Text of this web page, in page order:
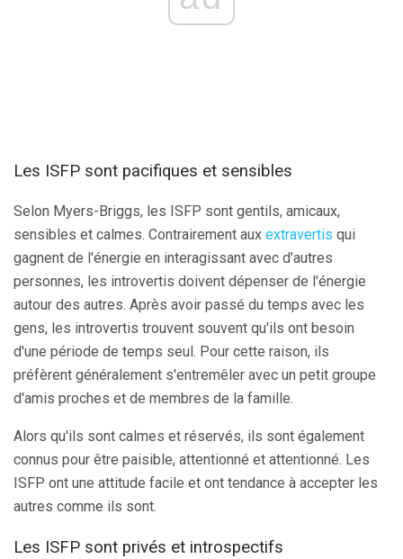
Les ISFP sont pacifiques et sensibles
Selon Myers-Briggs, les ISFP sont gentils, amicaux,
sensibles et calmes. Contrairement aux extravertis qui
gagnent de l'énergie en interagissant avec d'autres
personnes, les introvertis doivent dépenser de l'énergie
autour des autres. Après avoir passé du temps avec les
gens, les introvertis trouvent souvent qu'ils ont besoin
d'une période de temps seul. Pour cette raison, ils
préfèrent généralement s'entremêler avec un petit groupe
d'amis proches et de membres de la famille.
Alors qu'ils sont calmes et réservés, ils sont également
connus pour être paisible, attentionné et attentionné. Les
ISFP ont une attitude facile et ont tendance à accepter les
autres comme ils sont.
Les ISFP sont privés et introspectifs